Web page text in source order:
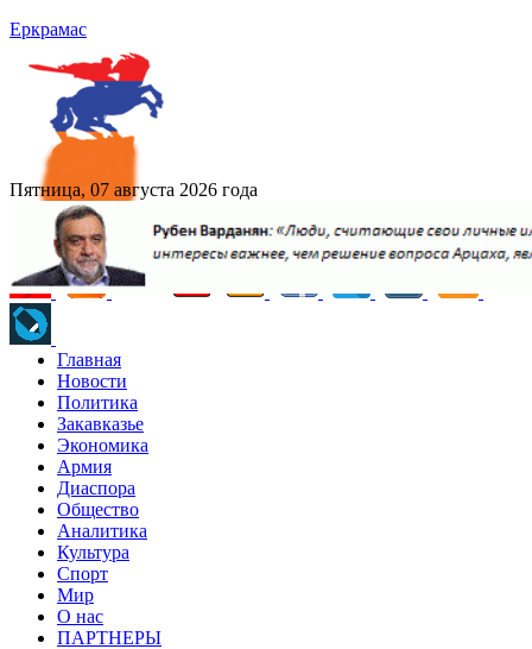
Еркрамас
Пятница, 07 августа 2026 года
Главная
Новости
Политика
Закавказье
Экономика
Армия
Диаспора
Общество
Аналитика
Культура
Спорт
Мир
О нас
ПАРТНЕРЫ